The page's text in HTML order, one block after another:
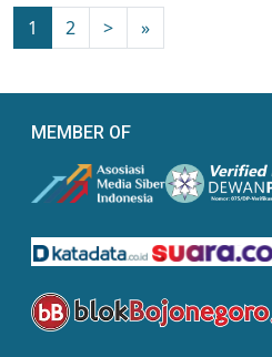
1 2 > »
MEMBER OF